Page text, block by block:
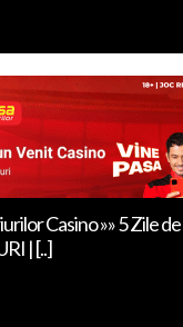
Casino »» 5 Zile de
| [..]